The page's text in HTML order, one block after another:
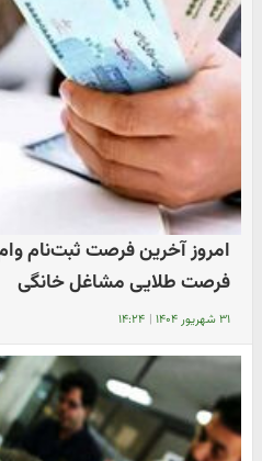
فرصت طلایی مشاغل خانگی
۳۱ شهریور ۱۴۰۴ | ۱۴:۲۴